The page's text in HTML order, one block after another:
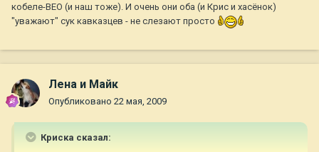
кобеле-ВЕО (и наш тоже). И очень они оба (и Крис и хасёнок)
"уважают" сук кавказцев - не слезают просто
Лена и Майк
Опубликовано 22 мая, 2009
Криска сказал: